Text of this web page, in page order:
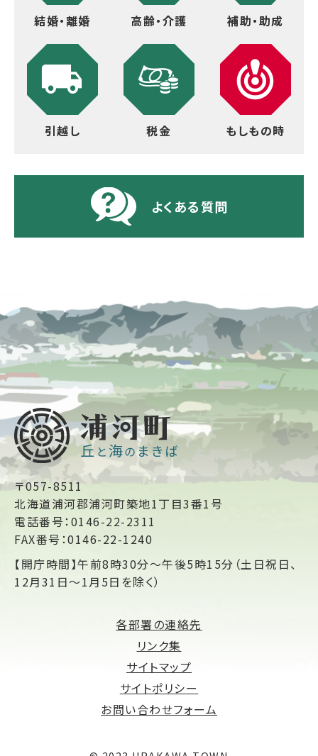
結婚・離婚 高齢・介護 補助・助成
引越し 税金 もしもの時
よくある質問
〒057-8511
北海道浦河郡浦河町築地1丁目3番1号
電話番号：0146-22-2311
FAX番号：0146-22-1240
【開庁時間】午前8時30分～午後5時15分（土日祝日、
12月31日～1月5日を除く）
各部署の連絡先
リンク集
サイトマップ
サイトポリシー
お問い合わせフォーム